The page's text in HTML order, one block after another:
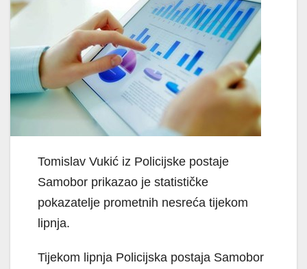
Tomislav Vukić iz Policijske postaje
Samobor prikazao je statističke
pokazatelje prometnih nesreća tijekom
lipnja.
Tijekom lipnja Policijska postaja Samobor